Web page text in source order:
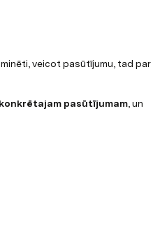
veicot pasūtījumu, tad par
pasūtījumam , un